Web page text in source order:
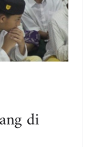
di